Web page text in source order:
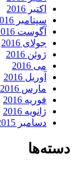
اکتبر 2016
سپتامبر 2016
آگوست 2016
جولای 2016
ژوئن 2016
می 2016
آوریل 2016
مارس 2016
فوریه 2016
ژانویه 2016
دسامبر 2015
دسته‌ها